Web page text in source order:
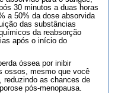
30 minutos a duas horas
a 50% da dose absorvida
das substâncias
da reabsorção
após o início do
óssea por inibir
ossos, mesmo que você
reduzindo as chances de
pós-menopausa.